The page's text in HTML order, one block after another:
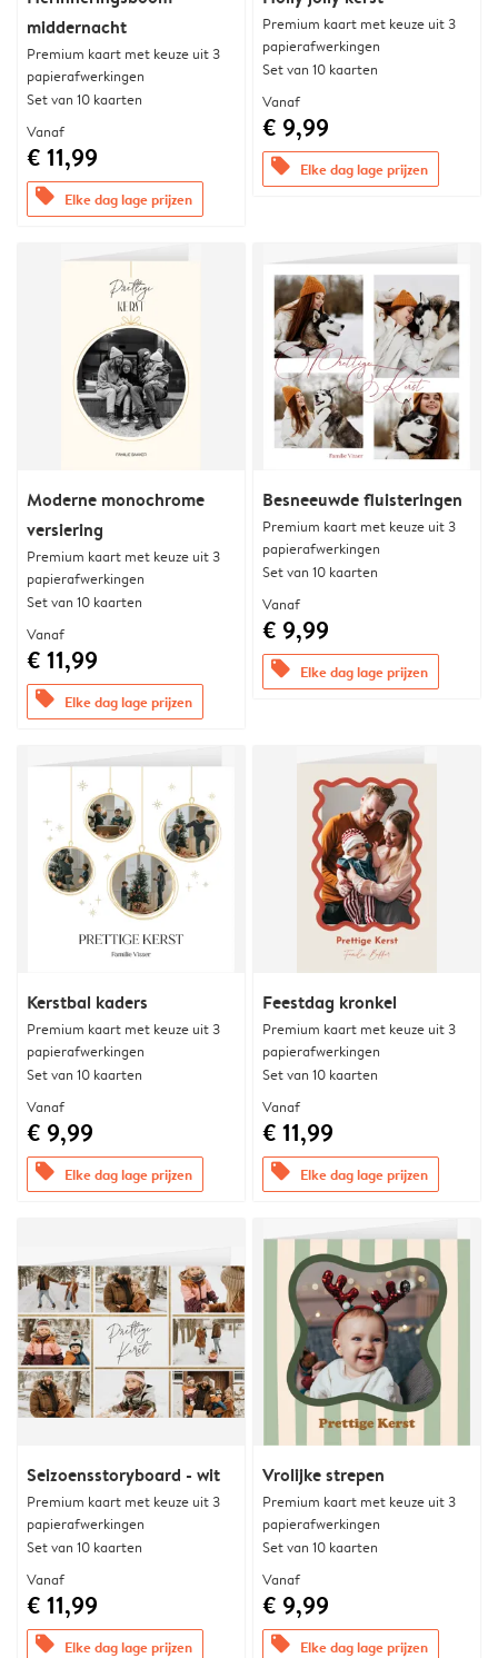
middernacht
Premium kaart met keuze uit 3
papierafwerkingen
Set van 10 kaarten
Vanaf
€ 11,99
offers Elke dag lage prijzen
Premium kaart met keuze uit 3
papierafwerkingen
Set van 10 kaarten
Vanaf
€ 9,99
offers Elke dag lage prijzen
Moderne monochrome
versiering
Premium kaart met keuze uit 3
papierafwerkingen
Set van 10 kaarten
Vanaf
€ 11,99
offers Elke dag lage prijzen
Besneeuwde fluisteringen
Premium kaart met keuze uit 3
papierafwerkingen
Set van 10 kaarten
Vanaf
€ 9,99
offers Elke dag lage prijzen
Kerstbal kaders
Premium kaart met keuze uit 3
papierafwerkingen
Set van 10 kaarten
Vanaf
€ 9,99
offers Elke dag lage prijzen
Feestdag kronkel
Premium kaart met keuze uit 3
papierafwerkingen
Set van 10 kaarten
Vanaf
€ 11,99
offers Elke dag lage prijzen
Seizoensstoryboard - wit
Premium kaart met keuze uit 3
papierafwerkingen
Set van 10 kaarten
Vanaf
€ 11,99
offers Elke dag lage prijzen
Vrolijke strepen
Premium kaart met keuze uit 3
papierafwerkingen
Set van 10 kaarten
Vanaf
€ 9,99
offers Elke dag lage prijzen